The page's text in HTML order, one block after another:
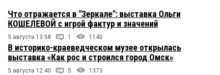
Что отражается в "Зеркале": выставка Ольги
КОШЕЛЕВОЙ с игрой фактур и значений
5 августа 13:58 1 1140
В историко-краеведческом музее открылась
выставка «Как рос и строился город Омск»
5 августа 12:40 5 1373